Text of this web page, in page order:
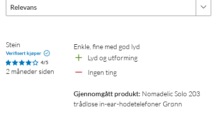
Spesifikasjoner
Type hodetelefoner: earbud
Vekt, ørepropp: 3,2 g
vekt , inklusive ladeetui: 35 g
IP-klassifisering: IPX4 (gjelder øreproppene som er beskyttet
Relevans
Stein
Verifisert kjøper
4/5
2 måneder siden
Enkle, fine med god lyd
Lyd og utforming
Ingen ting
Gjennomgått produkt: Nomadelic Solo 203
trådløse in-ear-hodetelefoner Grønn